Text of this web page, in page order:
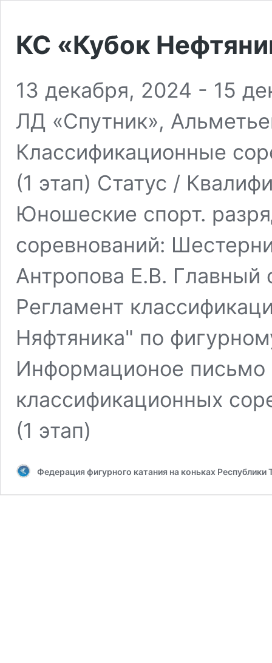
КС «Кубок
13 декабря, 2024 - 15
ЛД «Спутник»,
Классификационные
(1 этап) Статус /
Юношеские спорт.
соревнований:
Антропова Е.В. Главный
Регламент
Няфтяника" по
Информационое
классификационных
(1 этап)
Федерация фигурного катания на коньках Республики